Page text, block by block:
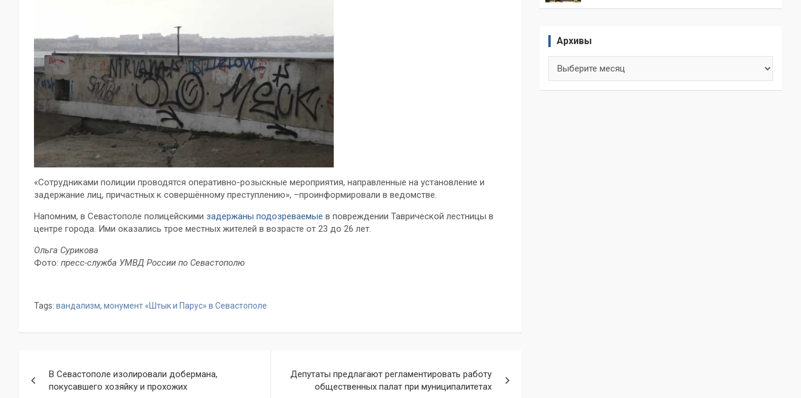
«Сотрудниками полиции проводятся оперативно-розыскные мероприятия, направленные на установление и
задержание лиц, причастных к совершённому преступлению», –проинформировали в ведомстве.
Напомним, в Севастополе полицейскими задержаны подозреваемые в повреждении Таврической лестницы в
центре города. Ими оказались трое местных жителей в возрасте от 23 до 26 лет.
Ольга Сурикова
Фото: пресс-служба УМВД России по Севастополю
Tags: вандализм, монумент «Штык и Парус» в Севастополе
по
В Севастополе изолировали добермана,
покусавшего хозяйку и прохожих
Депутаты предлагают регламентировать работу
общественных палат при муниципалитетах
Архивы